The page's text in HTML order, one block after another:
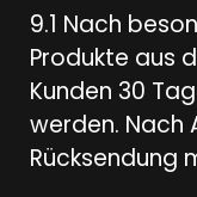
9.1 Nach
Produkte aus
Kunden 30
werden. Nach
Rücksendung